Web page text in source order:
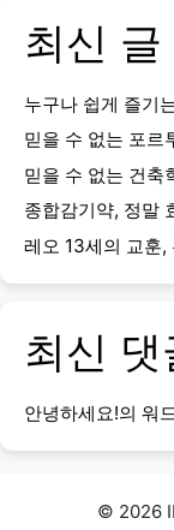
최신 글
누구나 쉽게 즐기
믿을 수 없는 포르
믿을 수 없는 건축
종합감기약, 정말
레오 13세의 교훈,
최신 댓
안녕하세요!의 워
© 2026